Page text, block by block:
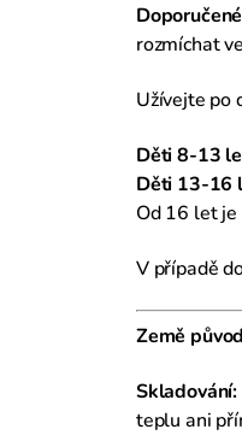
rozmíchat
Užívejte po
Děti 8-13
Děti 13-16
Od 16 let je
V případě
Země
Skladování:
teplu ani